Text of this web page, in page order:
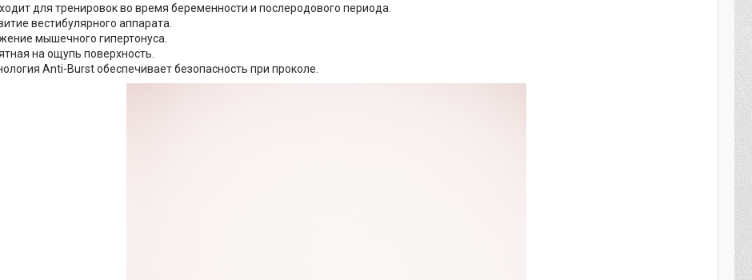
для тренировок во время беременности и послеродового периода.
вестибулярного аппарата.
мышечного гипертонуса.
на ощупь поверхность.
Anti-Burst обеспечивает безопасность при проколе.